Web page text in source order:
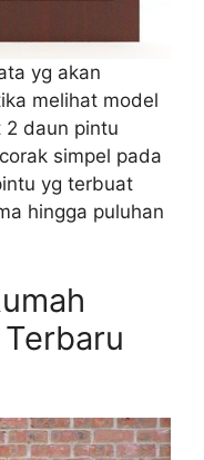
yg akan
melihat model
2 daun pintu
simpel pada
yg terbuat
hingga puluhan